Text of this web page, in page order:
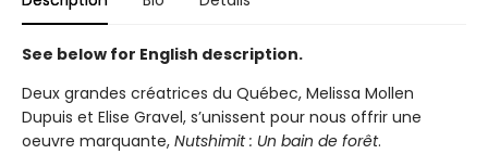
See below for English description.
Deux grandes créatrices du Québec, Melissa Mollen
Dupuis et Elise Gravel, s’unissent pour nous offrir une
oeuvre marquante, Nutshimit : Un bain de forêt.